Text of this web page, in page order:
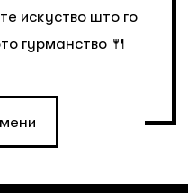
искуство што го
гурманство 🍴